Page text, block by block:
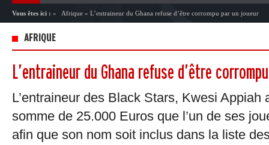
Vous êtes ici : » Afrique » L’entraineur du Ghana refuse d’être corrompu par un joueur
AFRIQUE
L’entraineur du Ghana refuse d’être
L’entraineur des Black Stars, Kwesi Appiah
somme de 25.000 Euros que l’un de ses
afin que son nom soit inclus dans la liste